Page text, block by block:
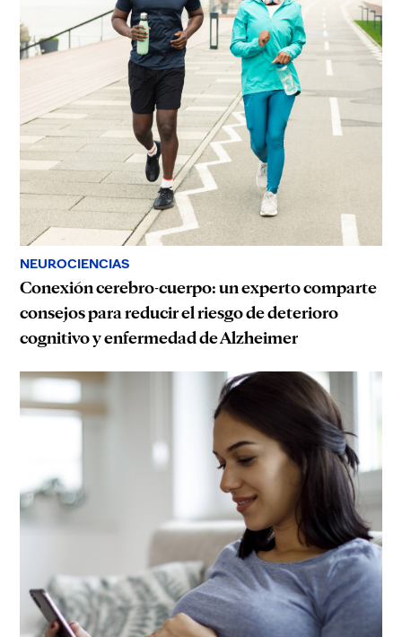
NEUROCIENCIAS
Conexión cerebro-cuerpo: un experto comparte
consejos para reducir el riesgo de deterioro
cognitivo y enfermedad de Alzheimer